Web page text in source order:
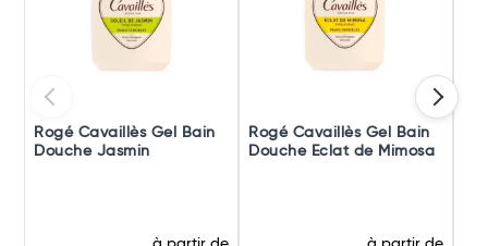
Rogé Cavaillès Gel Bain
Douche Jasmin
Rogé Cavaillès Gel Bain
Douche Eclat de Mimosa